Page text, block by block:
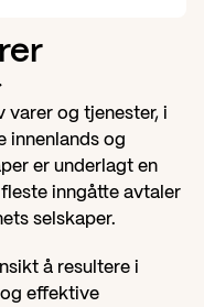
varer og tjenester, i
innenlands og
er underlagt en
inngåtte avtaler
selskaper.
å resultere i
effektive